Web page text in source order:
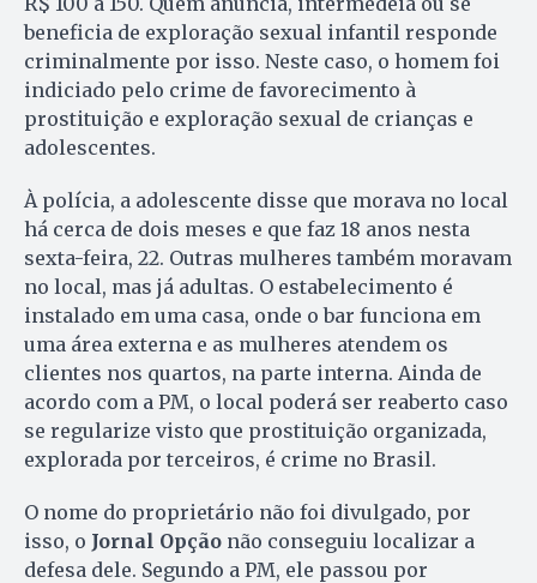
beneficia de exploração sexual infantil responde
criminalmente por isso. Neste caso, o homem foi
indiciado pelo crime de favorecimento à
prostituição e exploração sexual de crianças e
adolescentes.
À polícia, a adolescente disse que morava no local
há cerca de dois meses e que faz 18 anos nesta
sexta-feira, 22. Outras mulheres também moravam
no local, mas já adultas. O estabelecimento é
instalado em uma casa, onde o bar funciona em
uma área externa e as mulheres atendem os
clientes nos quartos, na parte interna. Ainda de
acordo com a PM, o local poderá ser reaberto caso
se regularize visto que prostituição organizada,
explorada por terceiros, é crime no Brasil.
O nome do proprietário não foi divulgado, por
isso, o Jornal Opção não conseguiu localizar a
defesa dele. Segundo a PM, ele passou por